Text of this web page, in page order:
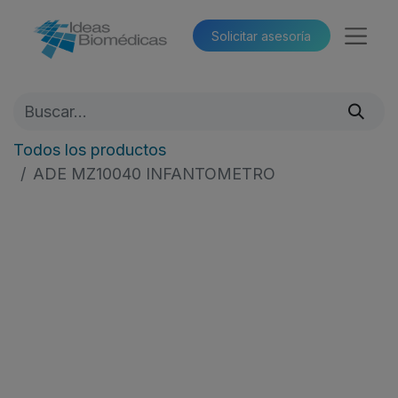
Solicitar asesoría​​
Todos los productos
ADE MZ10040 INFANTOMETRO